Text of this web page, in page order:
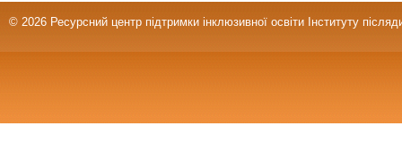
© 2026 Ресурсний центр підтримки інклюзивної освіти Інституту